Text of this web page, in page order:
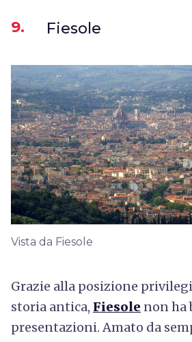
9. Fiesole
Vista da Fiesole
Grazie alla posizione
storia antica, Fiesole non ha
presentazioni. Amato da